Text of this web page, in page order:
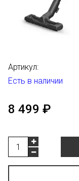
Артикул:
Есть в наличии
8 499 ₽